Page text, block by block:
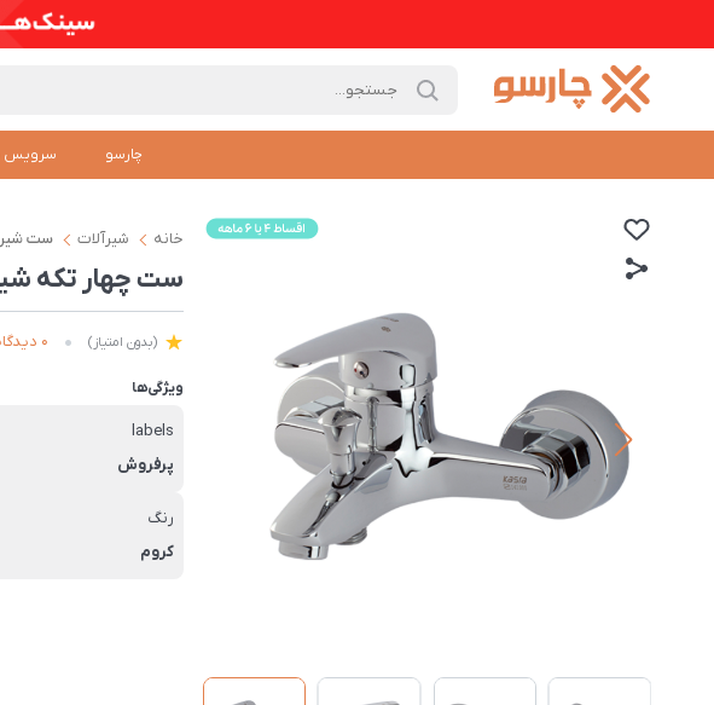
چارسو سرویس
خانه شیرآلات ست
ست چهار تکه
(بدون امتیاز) 0 دیدگاه
ویژگی‌ها
labels
پرفروش
رنگ
کروم